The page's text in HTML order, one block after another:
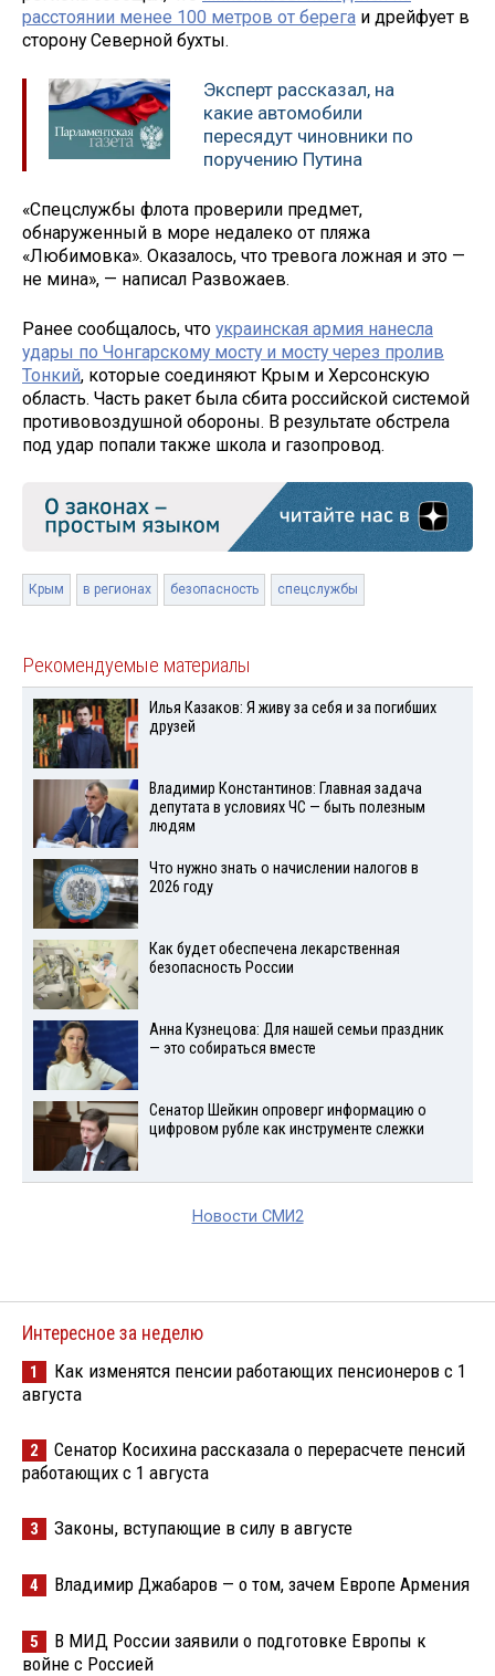
расстоянии менее 100 метров от берега и дрейфует в
сторону Северной бухты.
Эксперт рассказал, на
какие автомобили
пересядут чиновники по
поручению Путина
«Спецслужбы флота проверили предмет,
обнаруженный в море недалеко от пляжа
«Любимовка». Оказалось, что тревога ложная и это —
не мина», — написал Развожаев.
Ранее сообщалось, что украинская армия нанесла
удары по Чонгарскому мосту и мосту через пролив
Тонкий, которые соединяют Крым и Херсонскую
область. Часть ракет была сбита российской системой
противовоздушной обороны. В результате обстрела
под удар попали также школа и газопровод.
Крым в регионах безопасность спецслужбы
Рекомендуемые материалы
Илья Казаков: Я живу за себя и за погибших
друзей
Владимир Константинов: Главная задача
депутата в условиях ЧС — быть полезным
людям
Что нужно знать о начислении налогов в
2026 году
Как будет обеспечена лекарственная
безопасность России
Анна Кузнецова: Для нашей семьи праздник
— это собираться вместе
Сенатор Шейкин опроверг информацию о
цифровом рубле как инструменте слежки
Новости СМИ2
Интересное за неделю
1
Как изменятся пенсии работающих пенсионеров с 1
августа
2
Сенатор Косихина рассказала о перерасчете пенсий
работающих с 1 августа
3 Законы, вступающие в силу в августе
4 Владимир Джабаров — о том, зачем Европе Армения
5
В МИД России заявили о подготовке Европы к
войне с Россией